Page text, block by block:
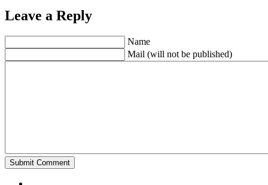
Leave a Reply
Name
Mail (will not be published)